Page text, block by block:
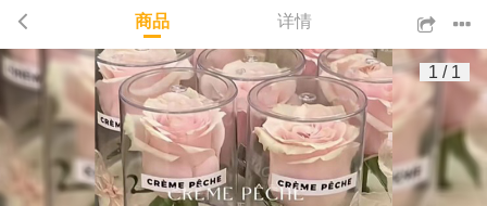
商品 详情
1 / 1